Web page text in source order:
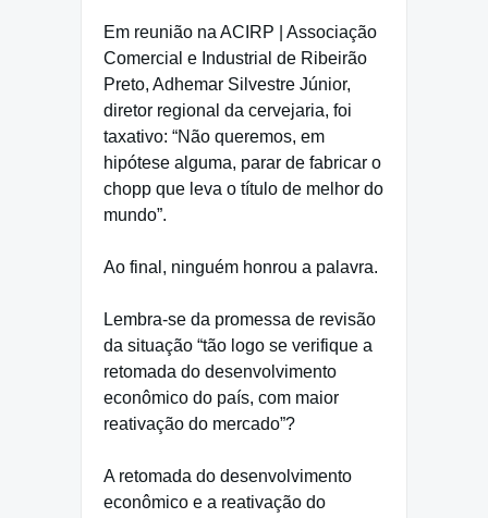
Em reunião na ACIRP | Associação
Comercial e Industrial de Ribeirão
Preto, Adhemar Silvestre Júnior,
diretor regional da cervejaria, foi
taxativo: “Não queremos, em
hipótese alguma, parar de fabricar o
chopp que leva o título de melhor do
mundo”.
Ao final, ninguém honrou a palavra.
Lembra-se da promessa de revisão
da situação “tão logo se verifique a
retomada do desenvolvimento
econômico do país, com maior
reativação do mercado”?
A retomada do desenvolvimento
econômico e a reativação do